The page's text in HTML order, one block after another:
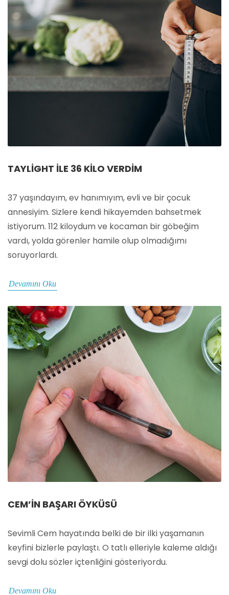
TAYLIGHT ILE 36 KILO VERDIM
37 yaşındayım, ev hanımıyım, evli ve bir çocuk
annesiyim. Sizlere kendi hikayemden bahsetmek
istiyorum. 112 kiloydum ve kocaman bir göbeğim
vardı, yolda görenler hamile olup olmadığımı
soruyorlardı.
Devamını Oku
CEM’IN BAŞARI ÖYKÜSÜ
Sevimli Cem hayatında belki de bir ilki yaşamanın
keyfini bizlerle paylaştı. O tatlı elleriyle kaleme aldığı
sevgi dolu sözler içtenliğini gösteriyordu.
Devamını Oku